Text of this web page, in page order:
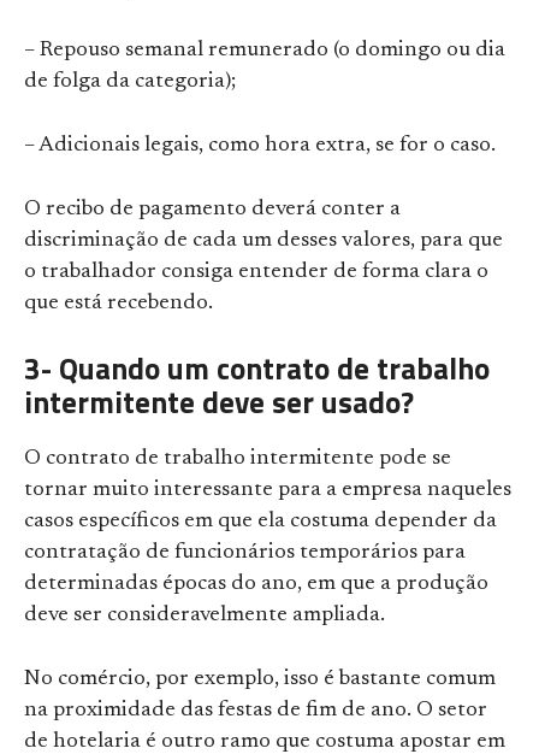
– Repouso semanal remunerado (o domingo ou dia
de folga da categoria);
– Adicionais legais, como hora extra, se for o caso.
O recibo de pagamento deverá conter a
discriminação de cada um desses valores, para que
o trabalhador consiga entender de forma clara o
que está recebendo.
3- Quando um contrato de trabalho
intermitente deve ser usado?
O contrato de trabalho intermitente pode se
tornar muito interessante para a empresa naqueles
casos específicos em que ela costuma depender da
contratação de funcionários temporários para
determinadas épocas do ano, em que a produção
deve ser consideravelmente ampliada.
No comércio, por exemplo, isso é bastante comum
na proximidade das festas de fim de ano. O setor
de hotelaria é outro ramo que costuma apostar em